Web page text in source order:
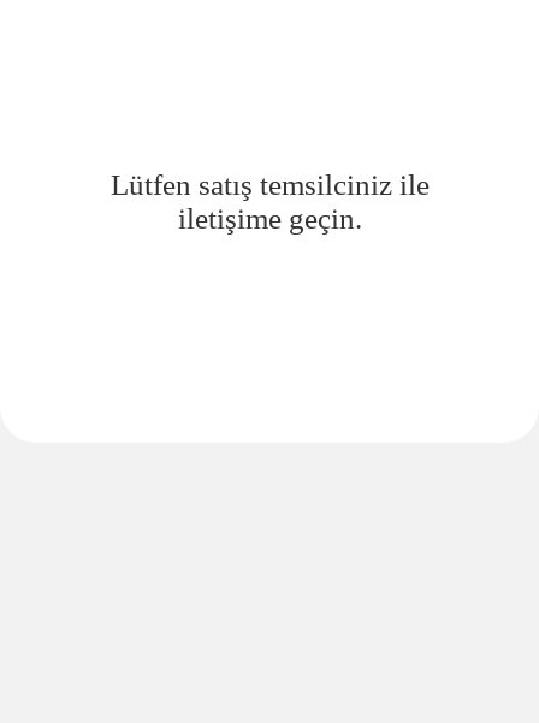
Lütfen satış temsilciniz ile
iletişime geçin.